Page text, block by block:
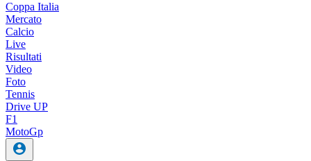
Coppa Italia
Mercato
Calcio
Live
Risultati
Video
Foto
Tennis
Drive UP
F1
MotoGp